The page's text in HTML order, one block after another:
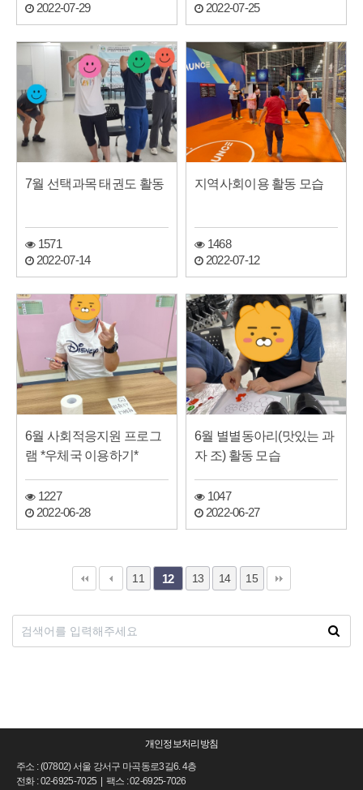
2022-07-29
2022-07-25
7월 선택과목 태권도 활동
1571
2022-07-14
지역사회이용 활동 모습
1468
2022-07-12
6월 사회적응지원 프로그
램 *우체국 이용하기*
1227
2022-06-28
6월 별별동아리(맛있는 과
자 조) 활동 모습
1047
2022-06-27
11 12 13 14 15
개인정보처리방침
주소 : (07802) 서울 강서구 마곡동로3길6. 4층
전화 : 02-6925-7025 | 팩스 : 02-6925-7026